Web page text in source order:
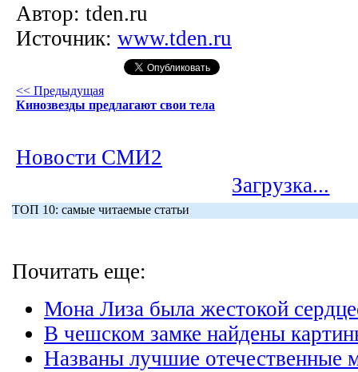
Автор: tden.ru
Источник: www.tden.ru
<< Предыдущая
Кинозвезды предлагают свои тела
Новости СМИ2
Загрузка...
ТОП 10: самые читаемые статьи
Почитать еще:
Мона Лиза была жестокой
В чешском замке найдены
Названы лучшие отечественные